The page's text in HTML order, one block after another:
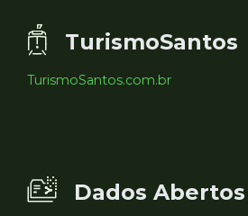
TurismoSantos
TurismoSantos.com.br
Dados Abertos